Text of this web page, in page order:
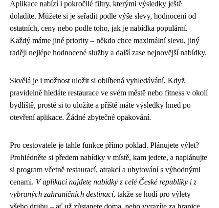
Aplikace nabízí i pokročilé filtry, kterými výsledky ještě
doladíte. Můžete si je seřadit podle výše slevy, hodnocení od
ostatních, ceny nebo podle toho, jak je nabídka populární.
Každý máme jiné priority – někdo chce maximální slevu, jiný
raději nejlépe hodnocené služby a další zase nejnovější nabídky.
Skvělá je i možnost uložit si oblíbená vyhledávání. Když
pravidelně hledáte restaurace ve svém městě nebo fitness v okolí
bydliště, prostě si to uložíte a příště máte výsledky hned po
otevření aplikace. Žádné zbytečné opakování.
Pro cestovatele je tahle funkce přímo poklad. Plánujete výlet?
Prohlédněte si předem nabídky v místě, kam jedete, a naplánujte
si program včetně restaurací, atrakcí a ubytování s výhodnými
cenami. V aplikaci najdete nabídky z celé České republiky i z
vybraných zahraničních destinací, takže se hodí pro výlety
všeho druhu – ať už zůstanete doma, nebo vyrazíte za hranice.